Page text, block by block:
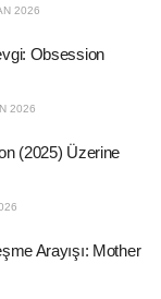
2026
Obsession
2026
(2025) Üzerine
Arayışı: Mother